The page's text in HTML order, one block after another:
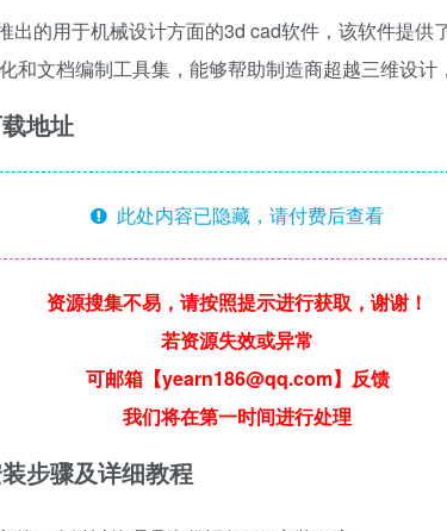
出的用于机械设计方面的3d cad软件，该软件提供
和文档编制工具集，能够帮助制造商超越三维设计
地址
此处内容已隐藏，请付费后查看
资源搜集不易，请按照提示进行获取，谢谢！
若资源失效或异常
可邮箱【yearn186@qq.com】反馈
我们将在第一时间进行处理
步骤及详细教程